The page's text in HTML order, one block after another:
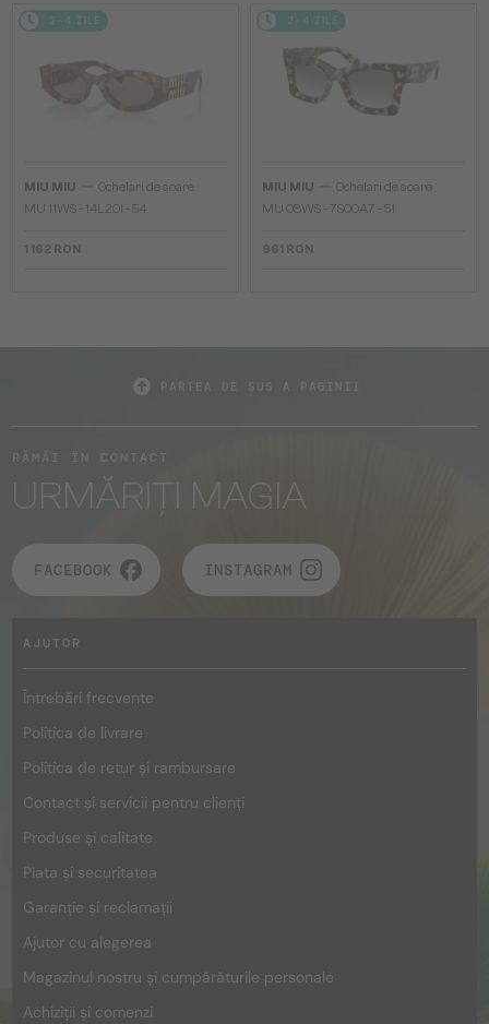
2-4 ZILE
MIU MIU
Ochelari de soare
MU 11WS - 14L20I - 54
1 162 RON
2-4 ZILE
MIU MIU
Ochelari de soare
MU 08WS - 7S00A7 - 51
961 RON
URMĂRIȚI MAGIA
FACEBOOK INSTAGRAM
AJUTOR
Întrebări frecvente
Politica de livrare
Politica de retur și rambursare
Contact și servicii pentru clienți
Produse și calitate
Plata și securitatea
Garanție și reclamații
Ajutor cu alegerea
Magazinul nostru și cumpărăturile personale
Achiziții și comenzi